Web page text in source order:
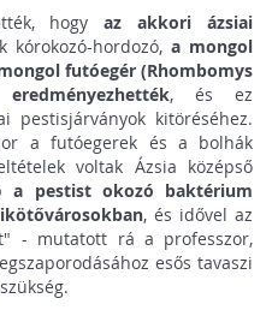
hogyaz akkori ázsiai
kórokozó-hordozó,a mongol
futóegér (Rhombomys
, és ez
pestisjárványok kitöréséhez.
a futóegerek és a bolhák
voltak Ázsia középső
a pestist okozó baktérium
, és idővel az
- mutatott rá a professzor,
esős tavaszi